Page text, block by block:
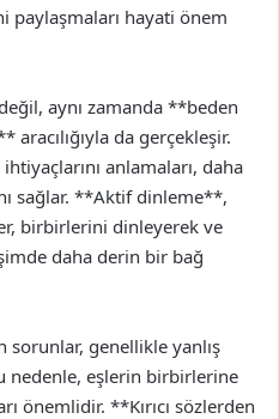
paylaşmaları hayati önem
aynı zamanda **beden
da gerçekleşir.
anlamaları, daha
sağlar. **Aktif dinleme**,
birbirlerini dinleyerek ve
daha derin bir bağ
sorunlar, genellikle yanlış
nedenle, eşlerin birbirlerine
önemlidir. **Kırıcı sözlerden